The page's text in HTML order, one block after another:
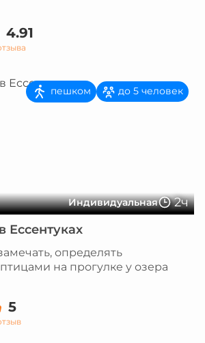
4.91
Индивидуальная 2ч
пешком до 5 человек
Ессентуках
определять
на прогулке у озера
5